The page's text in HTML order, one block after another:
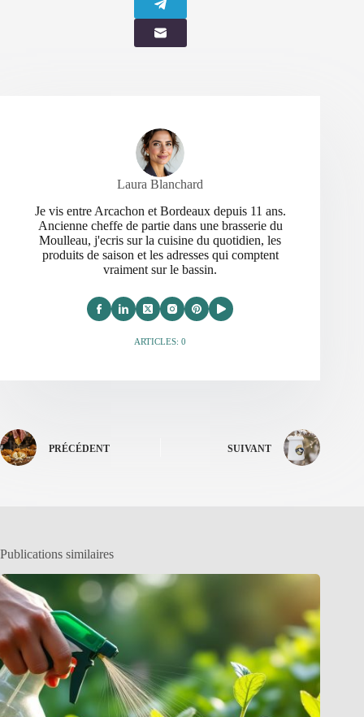
Laura Blanchard
Je vis entre Arcachon et Bordeaux depuis 11 ans.
Ancienne cheffe de partie dans une brasserie du
Moulleau, j'ecris sur la cuisine du quotidien, les
produits de saison et les adresses qui comptent
vraiment sur le bassin.
ARTICLES: 0
PRÉCÉDENT SUIVANT
Publications similaires